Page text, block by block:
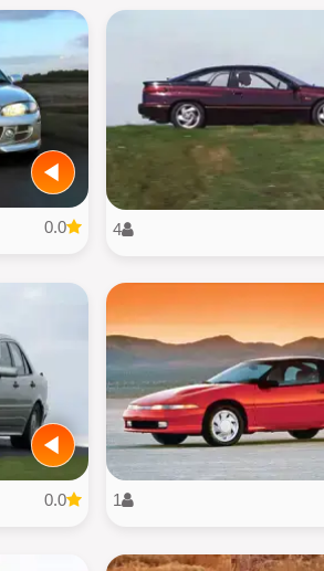
4
0.0
1
0.0